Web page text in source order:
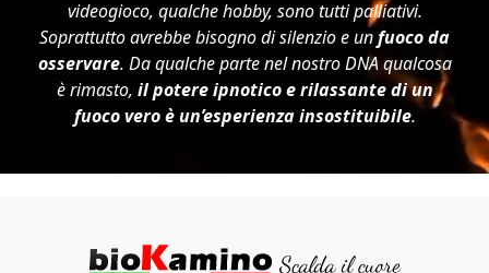
videogioco, qualche hobby, sono tutti palliativi.
Soprattutto avrebbe bisogno di silenzio e unfuoco da
osservare. Da qualche parte nel nostro DNA qualcosa
è rimasto, il potere ipnotico e rilassante di un
fuoco vero è un’esperienza insostituibile.